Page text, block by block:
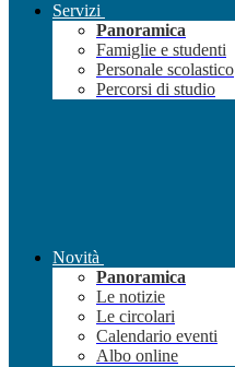
Servizi
Panoramica
Famiglie e studenti
Personale scolastico
Percorsi di studio
Novità
Panoramica
Le notizie
Le circolari
Calendario eventi
Albo online